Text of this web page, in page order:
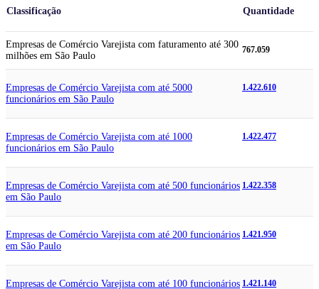
Classificação Quantidade
Empresas de Comércio Varejista com faturamento até 300
milhões em São Paulo
767.059
Empresas de Comércio Varejista com até 5000
funcionários em São Paulo
1.422.610
Empresas de Comércio Varejista com até 1000
funcionários em São Paulo
1.422.477
Empresas de Comércio Varejista com até 500 funcionários
em São Paulo
1.422.358
Empresas de Comércio Varejista com até 200 funcionários
em São Paulo
1.421.950
Empresas de Comércio Varejista com até 100 funcionários 1.421.140